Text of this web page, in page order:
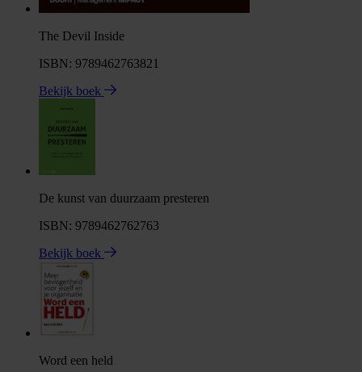
The Devil Inside
ISBN: 9789462763821
Bekijk boek
De kunst van duurzaam presteren
ISBN: 9789462762763
Bekijk boek
Word een held